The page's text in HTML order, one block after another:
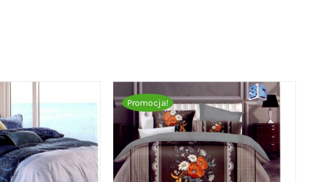
/ QUICK VIEW
Promocja!
DODAJ DO KOSZYKA QUICK VIEW